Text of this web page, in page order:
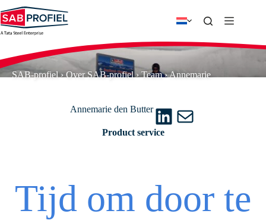
naar
de
inhoud
SAB-profiel›Over SAB-profiel›Team›Annemarie
Annemarie den ButterLinkedIn
E-mail
Product service
Tijd om door te